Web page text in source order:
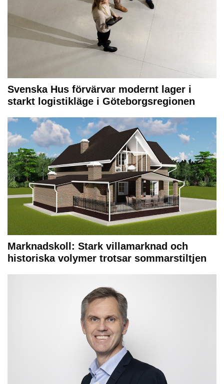
Svenska Hus förvärvar modernt lager i
starkt logistikläge i Göteborgsregionen
Marknadskoll: Stark villamarknad och
historiska volymer trotsar sommarstiltjen